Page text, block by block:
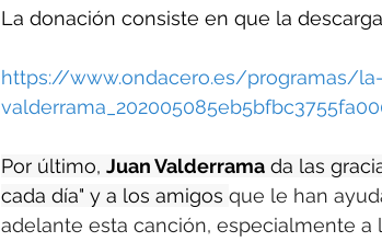
La donación consiste en que la
https://www.ondacero.es/programas/
Por último, Juan Valderrama da las
cada día" y a los amigos que le han
adelante esta canción, especialmente a